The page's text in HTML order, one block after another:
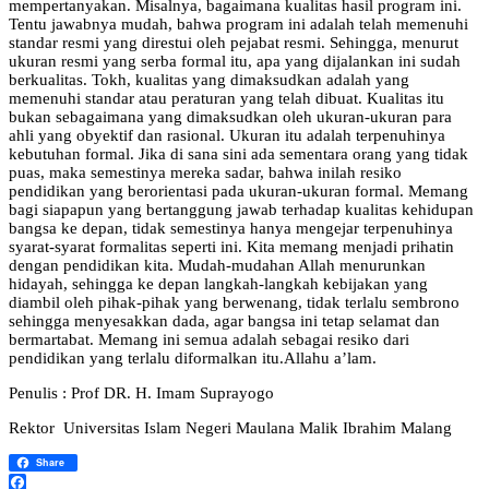
mempertanyakan. Misalnya, bagaimana kualitas hasil program ini.
Tentu jawabnya mudah, bahwa program ini adalah telah memenuhi
standar resmi yang direstui oleh pejabat resmi. Sehingga, menurut
ukuran resmi yang serba formal itu, apa yang dijalankan ini sudah
berkualitas. Tokh, kualitas yang dimaksudkan adalah yang
memenuhi standar atau peraturan yang telah dibuat. Kualitas itu
bukan sebagaimana yang dimaksudkan oleh ukuran-ukuran para
ahli yang obyektif dan rasional. Ukuran itu adalah terpenuhinya
kebutuhan formal. Jika di sana sini ada sementara orang yang tidak
puas, maka semestinya mereka sadar, bahwa inilah resiko
pendidikan yang berorientasi pada ukuran-ukuran formal. Memang
bagi siapapun yang bertanggung jawab terhadap kualitas kehidupan
bangsa ke depan, tidak semestinya hanya mengejar terpenuhinya
syarat-syarat formalitas seperti ini. Kita memang menjadi prihatin
dengan pendidikan kita. Mudah-mudahan Allah menurunkan
hidayah, sehingga ke depan langkah-langkah kebijakan yang
diambil oleh pihak-pihak yang berwenang, tidak terlalu sembrono
sehingga menyesakkan dada, agar bangsa ini tetap selamat dan
bermartabat. Memang ini semua adalah sebagai resiko dari
pendidikan yang terlalu diformalkan itu.Allahu a’lam.
Penulis : Prof DR. H. Imam Suprayogo
Rektor Universitas Islam Negeri Maulana Malik Ibrahim Malang
Share